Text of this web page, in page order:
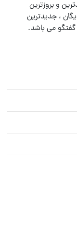
و بروزترین
، جدیدترین
گفتگو می باشد.